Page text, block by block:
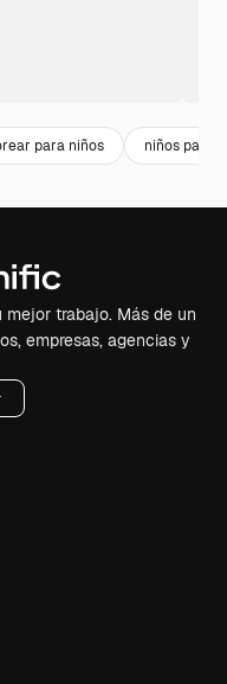
para niños niños para
trabajo. Más de un
empresas, agencias y